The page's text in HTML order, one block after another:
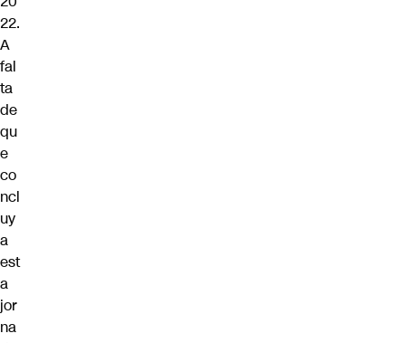
22.
A
fal
ta
de
qu
e
co
ncl
uy
a
est
a
jor
na